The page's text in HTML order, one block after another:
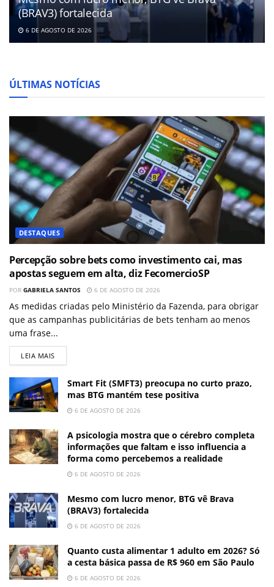
(BRAV3) fortalecida
6 DE AGOSTO DE 2026
ÚLTIMAS NOTÍCIAS
DESTAQUES
Percepção sobre bets como investimento cai, mas
apostas seguem em alta, diz FecomercioSP
POR GABRIELA SANTOS 6 DE AGOSTO DE 2026
As medidas criadas pelo Ministério da Fazenda, para obrigar
que as campanhas publicitárias de bets tenham ao menos
uma frase...
LEIA MAIS
Smart Fit (SMFT3) preocupa no curto prazo,
mas BTG mantém tese positiva
6 DE AGOSTO DE 2026
A psicologia mostra que o cérebro completa
informações que faltam e isso influencia a
forma como percebemos a realidade
6 DE AGOSTO DE 2026
Mesmo com lucro menor, BTG vê Brava
(BRAV3) fortalecida
6 DE AGOSTO DE 2026
Quanto custa alimentar 1 adulto em 2026? Só
a cesta básica passa de R$ 960 em São Paulo
6 DE AGOSTO DE 2026